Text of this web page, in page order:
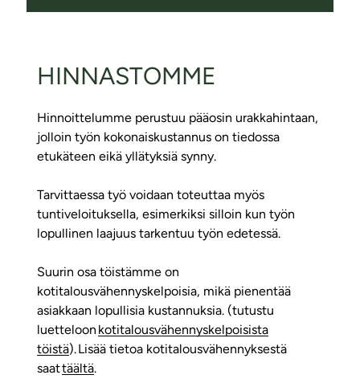
HINNASTOMME
Hinnoittelumme perustuu pääosin urakkahintaan,
jolloin työn kokonaiskustannus on tiedossa
etukäteen eikä yllätyksiä synny.
Tarvittaessa työ voidaan toteuttaa myös
tuntiveloituksella, esimerkiksi silloin kun työn
lopullinen laajuus tarkentuu työn edetessä.
Suurin osa töistämme on
kotitalousvähennyskelpoisia, mikä pienentää
asiakkaan lopullisia kustannuksia. (tutustu
luetteloon kotitalousvähennyskelpoisista
töistä). Lisää tietoa kotitalousvähennyksestä
saattäältä.